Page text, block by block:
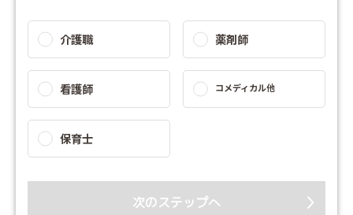
介護職 薬剤師
看護師 コメディカル他
保育士
次のステップへ